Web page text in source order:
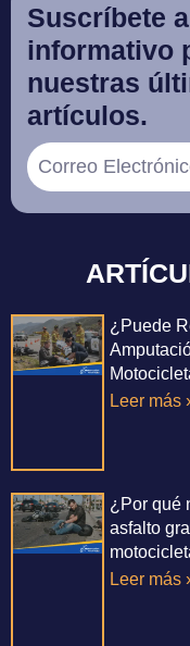
Suscríbete
informativo
nuestras
artículos.
¿Puede
Leer más
¿Por qué
asfalto
Leer más